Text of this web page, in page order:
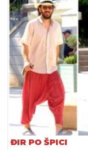
ĐIR PO ŠPICI